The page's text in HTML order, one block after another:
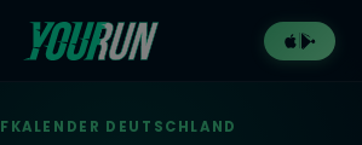
DEUTSCHLAND